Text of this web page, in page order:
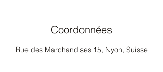
Coordonnées
Rue des Marchandises 15, Nyon, Suisse